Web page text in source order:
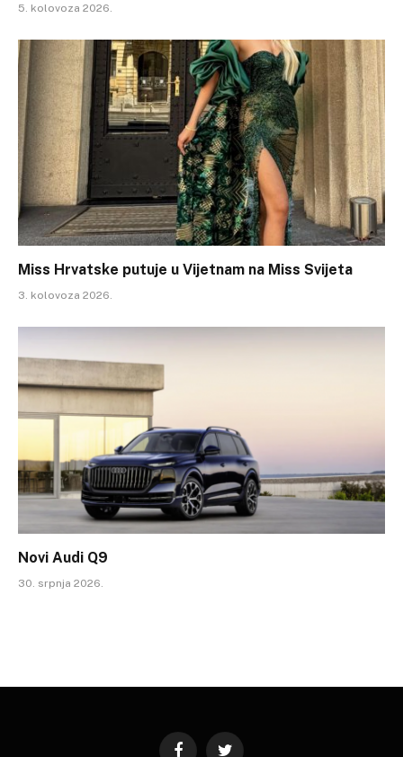
5. kolovoza 2026.
Miss Hrvatske putuje u Vijetnam na Miss Svijeta
3. kolovoza 2026.
Novi Audi Q9
30. srpnja 2026.